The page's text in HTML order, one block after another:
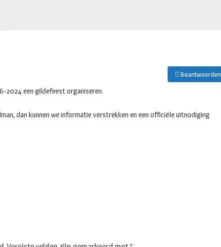
Beantwoorden
2024 een gildefeest organiseren.
dan kunnen we informatie verstrekken en een officiële uitnodiging